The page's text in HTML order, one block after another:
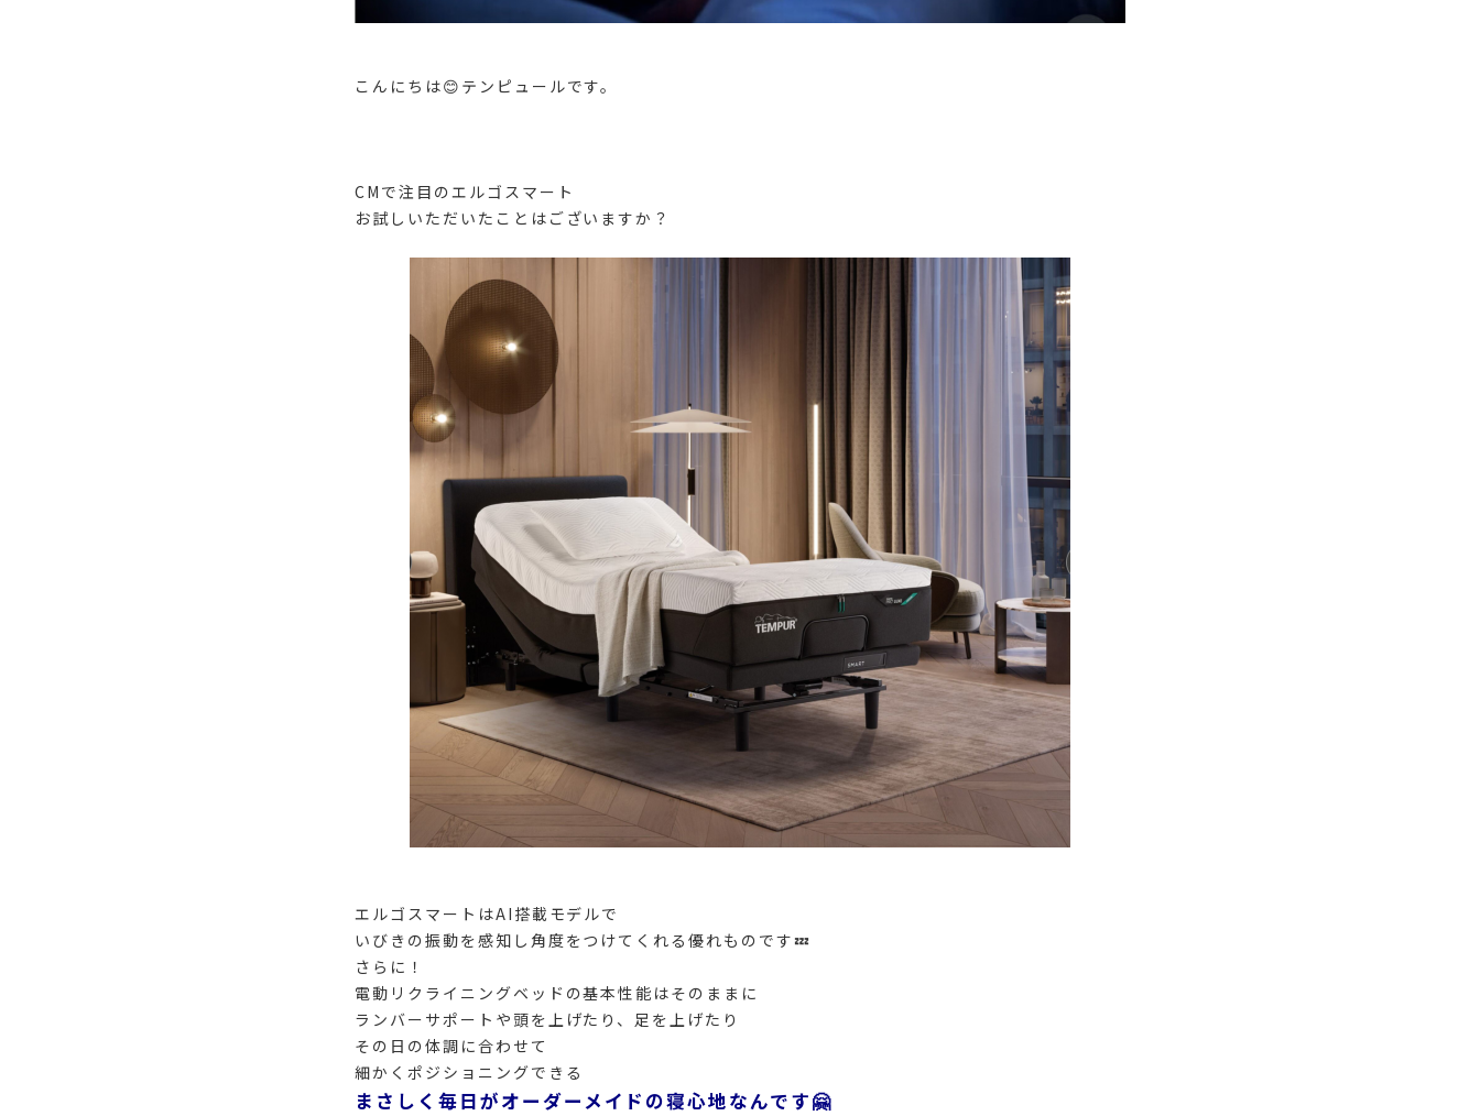
こんにちは😊テンピュールです。
CMで注目のエルゴスマート
お試しいただいたことはございますか？
エルゴスマートはAI搭載モデルで
いびきの振動を感知し角度をつけてくれる優れものです💤
さらに！
電動リクライニングベッドの基本性能はそのままに
ランバーサポートや頭を上げたり、足を上げたり
その日の体調に合わせて
細かくポジショニングできる
まさしく毎日がオーダーメイドの寝心地なんです🤗